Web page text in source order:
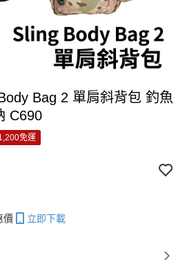
Bag 2 單肩斜背包 釣魚
C690
免運
價 立即下載